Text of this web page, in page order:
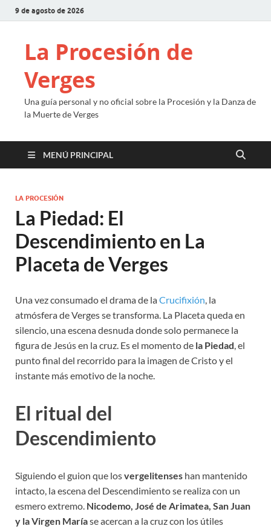
9 de agosto de 2026
La Procesión de
Verges
Una guía personal y no oficial sobre la Procesión y la Danza de
la Muerte de Verges
MENÚ PRINCIPAL
LA PROCESIÓN
La Piedad: El
Descendimiento en La
Placeta de Verges
Una vez consumado el drama de laCrucifixión, la
atmósfera de Verges se transforma. La Placeta queda en
silencio, una escena desnuda donde solo permanece la
figura de Jesús en la cruz. Es el momento de la Piedad, el
punto final del recorrido para la imagen de Cristo y el
instante más emotivo de la noche.
El ritual del
Descendimiento
Siguiendo el guion que losvergelitenses han mantenido
intacto, la escena del Descendimiento se realiza con un
esmero extremo. Nicodemo, José de Arimatea, San Juan
y la Virgen Maríase acercan a la cruz con los útiles